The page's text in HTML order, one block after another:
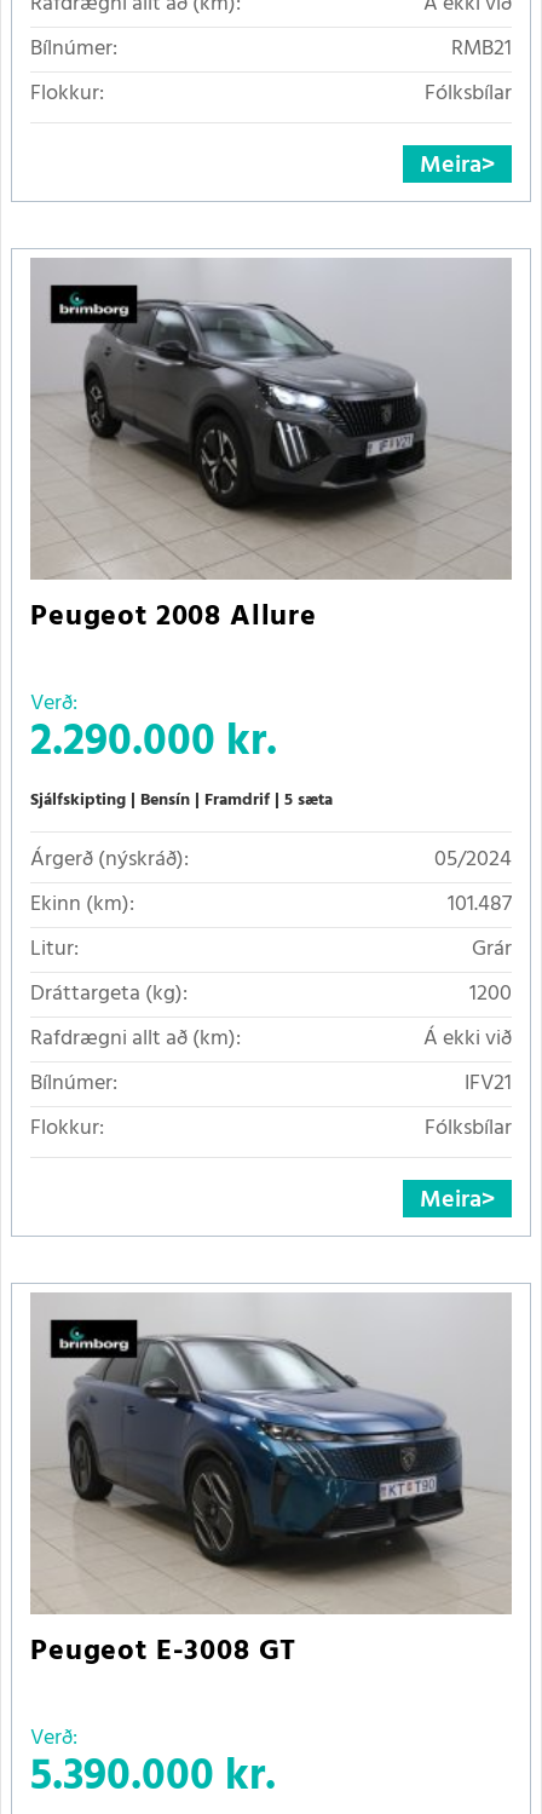
Bílnúmer:
RMB21
Flokkur:
Fólksbílar
Meira
Peugeot 2008 Allure
Verð:
2.290.000 kr.
Sjálfskipting Bensín Framdrif 5 sæta
Árgerð (nýskráð):
05/2024
Ekinn (km):
101.487
Litur:
Grár
Dráttargeta (kg):
1200
Rafdrægni allt að (km):
Á ekki við
Bílnúmer:
IFV21
Flokkur:
Fólksbílar
Meira
Peugeot E-3008 GT
Verð:
5.390.000 kr.